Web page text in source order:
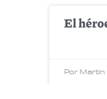
El
Por Martin